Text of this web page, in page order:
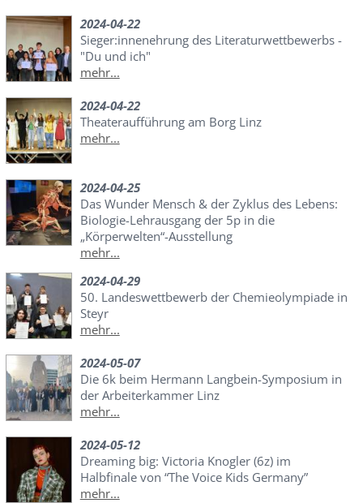
2024-04-22
Sieger:innenehrung des Literaturwettbewerbs -
"Du und ich"
mehr...
2024-04-22
Theateraufführung am Borg Linz
mehr...
2024-04-25
Das Wunder Mensch & der Zyklus des Lebens:
Biologie-Lehrausgang der 5p in die
„Körperwelten“-Ausstellung
mehr...
2024-04-29
50. Landeswettbewerb der Chemieolympiade in
Steyr
mehr...
2024-05-07
Die 6k beim Hermann Langbein-Symposium in
der Arbeiterkammer Linz
mehr...
2024-05-12
Dreaming big: Victoria Knogler (6z) im
Halbfinale von “The Voice Kids Germany”
mehr...